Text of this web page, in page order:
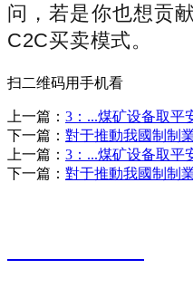
问，若是你也想贡
C2C买卖模式。
扫二维码用手机看
上一篇： 3：...煤矿设备取平
下一篇： 對于推動我國制制
上一篇： 3：...煤矿设备取平
下一篇： 對于推動我國制制